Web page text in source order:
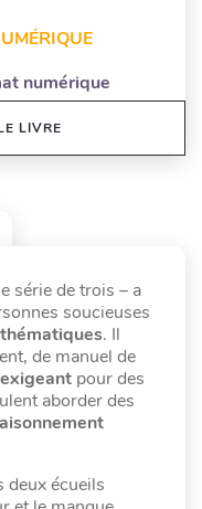
numérique
LIVRE
série de trois – a
soucieuses
. Il
de manuel de
pour des
aborder des
deux écueils